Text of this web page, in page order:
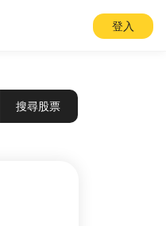
登入
搜尋股票